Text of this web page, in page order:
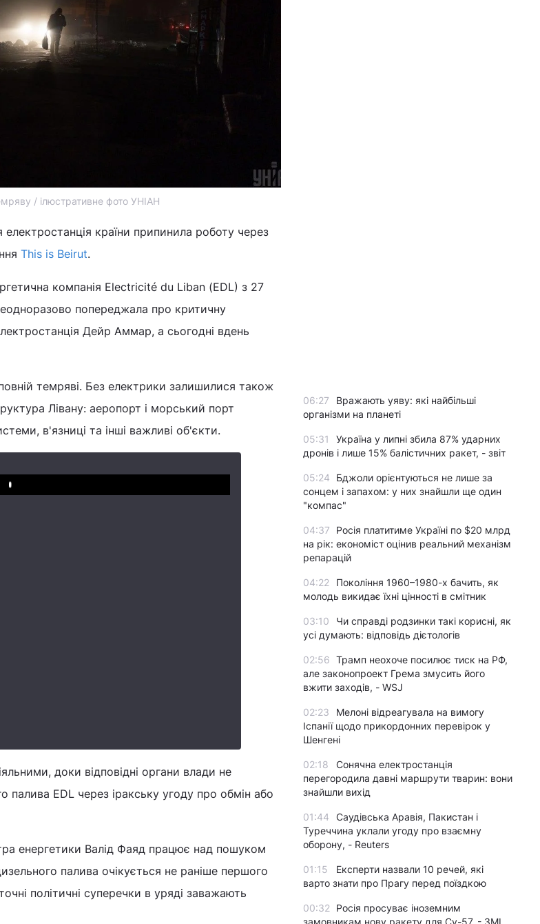
/ ілюстративне фото УНІАН
країни припинила роботу через
This is Beirut.
компанія Electricité du Liban (EDL) з 27
попереджала про критичну
Дейр Аммар, а сьогодні вдень
темряві. Без електрики залишилися також
Лівану: аеропорт і морський порт
в'язниці та інші важливі об'єкти.
Play
доки відповідні органи влади не
палива EDL через іракську угоду про обмін або
енергетики Валід Фаяд працює над пошуком
палива очікується не раніше першого
політичні суперечки в уряді заважають
06:27
Вражають уяву: які найбільші
організми на планеті
05:31
Україна у липні збила 87% ударних
дронів і лише 15% балістичних ракет, - звіт
05:24
Бджоли орієнтуються не лише за
сонцем і запахом: у них знайшли ще один
"компас"
04:37
Росія платитиме Україні по $20 млрд
на рік: економіст оцінив реальний механізм
репарацій
04:22
Покоління 1960–1980-х бачить, як
молодь викидає їхні цінності в смітник
03:10
Чи справді родзинки такі корисні, як
усі думають: відповідь дієтологів
02:56 Трамп неохоче посилює тиск на РФ,
але законопроект Грема змусить його
вжити заходів, - WSJ
02:23
Мелоні відреагувала на вимогу
Іспанії щодо прикордонних перевірок у
Шенгені
02:18
Сонячна електростанція
перегородила давні маршрути тварин: вони
знайшли вихід
01:44
Саудівська Аравія, Пакистан і
Туреччина уклали угоду про взаємну
оборону, - Reuters
01:15
Експерти назвали 10 речей, які
варто знати про Прагу перед поїздкою
00:32
Росія просуває іноземним
замовникам нову ракету для Су-57, - ЗМІ